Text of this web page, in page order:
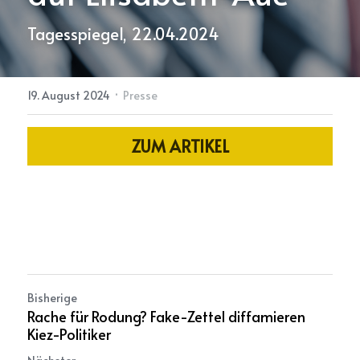
Tagesspiegel, 22.04.2024
19. August 2024 · Presse
ZUM ARTIKEL
Bisherige
Rache für Rodung? Fake-Zettel diffamieren
Kiez-Politiker